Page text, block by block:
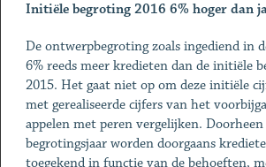
Initiële begroting 2016 6% hoger dan
De ontwerpbegroting zoals ingediend in
6% reeds meer kredieten dan de initiële
2015. Het gaat niet op om deze initiële
met gerealiseerde cijfers van het
appelen met peren vergelijken. Doorheen
begrotingsjaar worden doorgaans
toegekend in functie van de behoeften,